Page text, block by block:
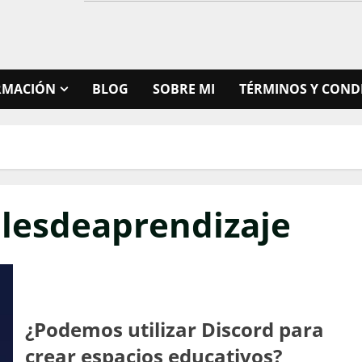
BLOG SOBRE MI TÉRMINOS Y
¿Podemos utilizar Discord para
crear espacios educativos?